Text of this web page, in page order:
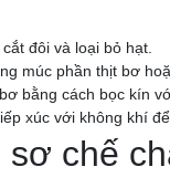
đôi và loại bỏ hạt.
múc phần thịt bơ
bằng cách bọc kín
xúc với không khí
sơ chế